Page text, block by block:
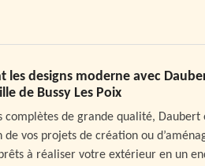
designs moderne avec
de Bussy Les Poix
de grande qualité, Daubert
vos projets de création ou
à réaliser votre extérieur en un